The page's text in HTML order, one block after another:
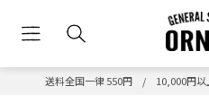
送料全国一律 550円 / 10,000円